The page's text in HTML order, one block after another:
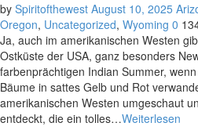
by Spiritofthewest August 10, 2025
Oregon, Uncategorized, Wyoming 0
Ja, auch im amerikanischen Westen
Ostküste der USA, ganz besonders
farbenprächtigen Indian Summer,
Bäume in sattes Gelb und Rot
amerikanischen Westen umgeschaut
entdeckt, die ein tolles…Weiterlesen